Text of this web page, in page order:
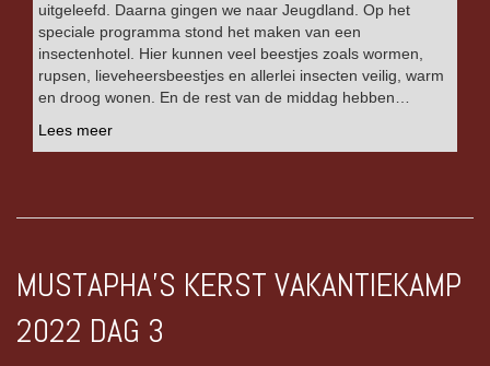
uitgeleefd. Daarna gingen we naar Jeugdland. Op het
speciale programma stond het maken van een
insectenhotel. Hier kunnen veel beestjes zoals wormen,
rupsen, lieveheersbeestjes en allerlei insecten veilig, warm
en droog wonen. En de rest van de middag hebben…
Lees meer
MUSTAPHA’S KERST VAKANTIEKAMP
2022 DAG 3